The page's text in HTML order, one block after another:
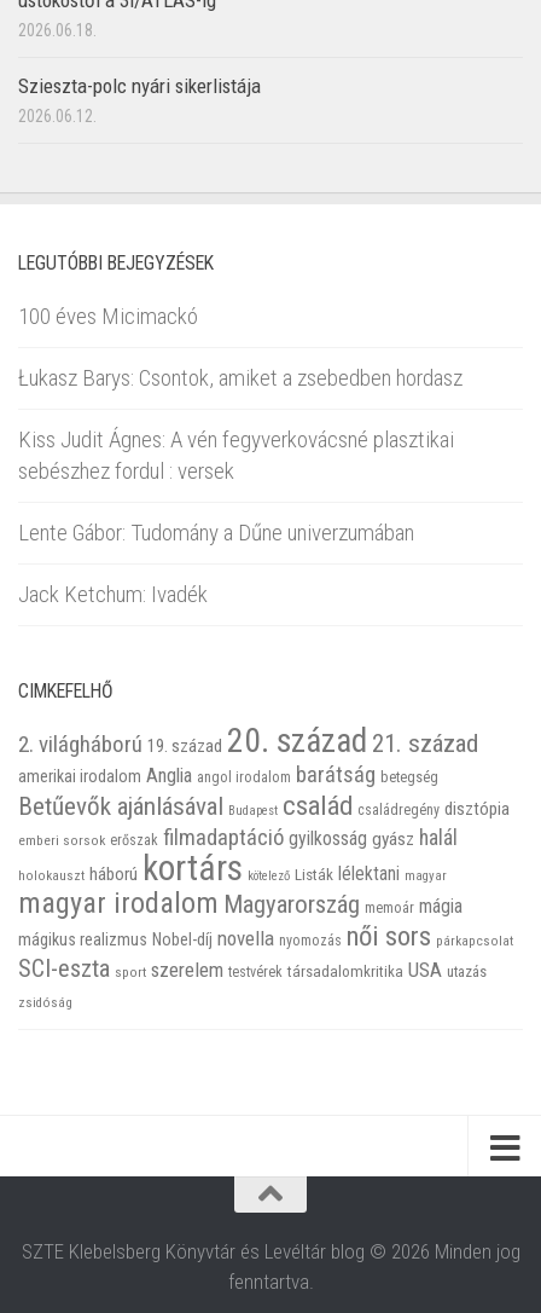
2026.06.18.
Szieszta-polc nyári sikerlistája
2026.06.12.
LEGUTÓBBI BEJEGYZÉSEK
100 éves Micimackó
Łukasz Barys: Csontok, amiket a zsebedben hordasz
Kiss Judit Ágnes: A vén fegyverkovácsné plasztikai
sebészhez fordul : versek
Lente Gábor: Tudomány a Dűne univerzumában
Jack Ketchum: Ivadék
CIMKEFELHŐ
2. világháború 19. század 20. század 21. század
amerikai irodalom Anglia angol irodalom barátság betegség
Betűevők ajánlásával Budapest család családregény disztópia
emberi sorsok erőszak filmadaptáció gyilkosság gyász halál
holokauszt háború kortárs kötelező Listák lélektani magyar
magyar irodalom Magyarország memoár mágia
mágikus realizmus Nobel-díj novella nyomozás női sors párkapcsolat
SCI-eszta sport szerelem testvérek társadalomkritika USA utazás
zsidóság
SZTE Klebelsberg Könyvtár és Levéltár blog © 2026 Minden jog
fenntartva.